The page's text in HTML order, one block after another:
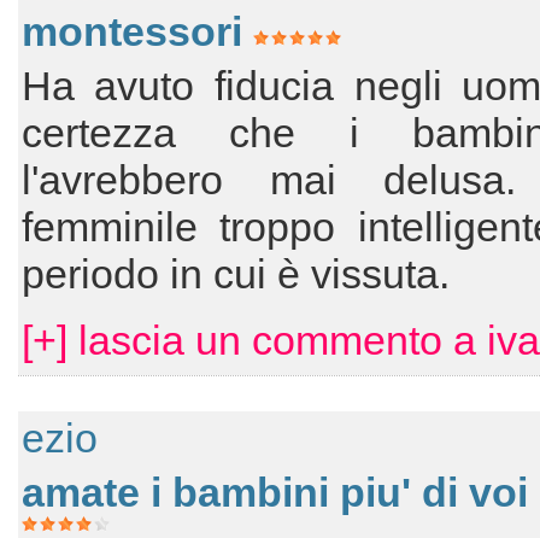
montessori
Ha avuto fiducia negli
certezza che i
l'avrebbero mai delusa.
femminile troppo
periodo in cui è vissuta.
[+] lascia un commento a
ezio
amate i bambini piu' di